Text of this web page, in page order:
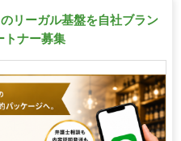
リーガル基盤を自社ブラン
トナー募集